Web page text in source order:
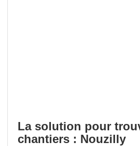
La solution pour
chantiers : Nouzilly